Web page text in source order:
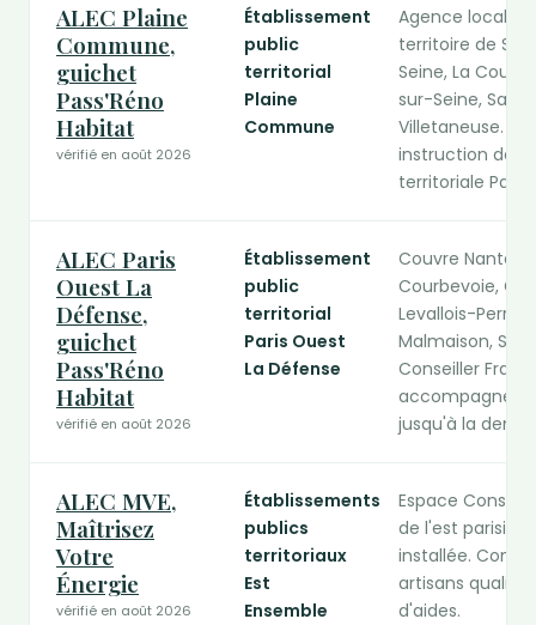
ALEC Plaine
Commune,
guichet
Pass'Réno
Habitat
vérifié en août 2026
Établissement
public
territorial
Plaine
Commune
Agence locale
territoire de
Seine, La
sur-Seine,
Villetaneuse.
instruction des
territoriale
ALEC Paris
Ouest La
Défense,
guichet
Pass'Réno
Habitat
vérifié en août 2026
Établissement
public
territorial
Paris Ouest
La Défense
Couvre
Courbevoie,
Levallois-
Malmaison,
Conseiller
jusqu'à la
ALEC MVE,
Maîtrisez
Votre
Énergie
vérifié en août 2026
Établissements
publics
territoriaux
Est
Ensemble
Espace Conseil
de l'est
installée.
artisans
d'aides.